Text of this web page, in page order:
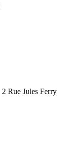
2 Rue Jules Ferry